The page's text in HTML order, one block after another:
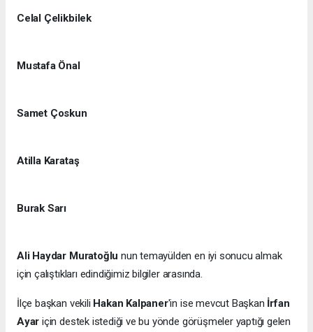
Celal Çelikbilek
Mustafa Önal
Samet Çoskun
Atilla Karataş
Burak Sarı
Ali Haydar Muratoğlu nun temayülden en iyi sonucu almak
için çalıştıkları edindiğimiz bilgiler arasında.
İlçe başkan vekili Hakan Kalpaner'in ise mevcut Başkan İrfan
Ayar için destek istediği ve bu yönde görüşmeler yaptığı gelen